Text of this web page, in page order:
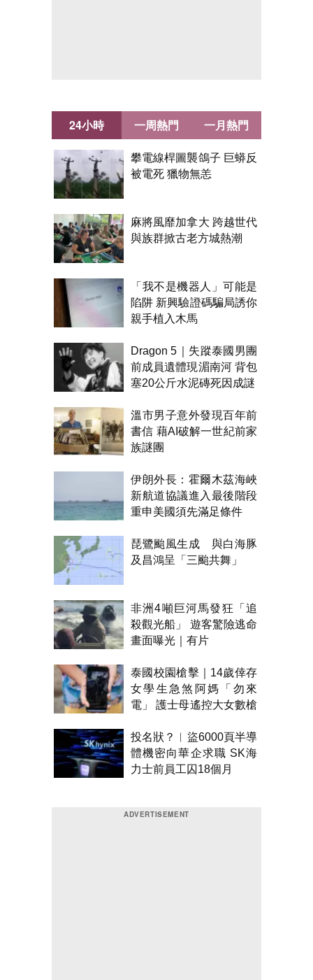
24小時
攀電線桿圖襲鴿子 巨蟒反
被電死 獵物無恙
麻將風靡加拿大 跨越世代
與族群掀古老方城熱潮
「我不是機器人」可能是
陷阱 新興驗證碼騙局誘你
親手植入木馬
Dragon 5｜失蹤泰國男團
前成員遺體現湄南河 背包
塞20公斤水泥磚死因成謎
溫市男子意外發現百年前
書信 藉AI破解一世紀前家
族謎團
伊朗外長：霍爾木茲海峽
新航道協議進入最後階段
重申美國須先滿足條件
琵鷺颱風生成 與白海豚
及昌鴻呈「三颱共舞」
非洲4噸巨河馬發狂「追
殺觀光船」 遊客驚險逃命
畫面曝光｜有片
泰國校園槍擊｜14歲倖存
女學生急煞阿媽「勿來
電」 護士母遙控大女數槍
投名狀？︱盜6000頁半導
體機密向華企求職 SK海
力士前員工囚18個月
一周熱門 一月熱門